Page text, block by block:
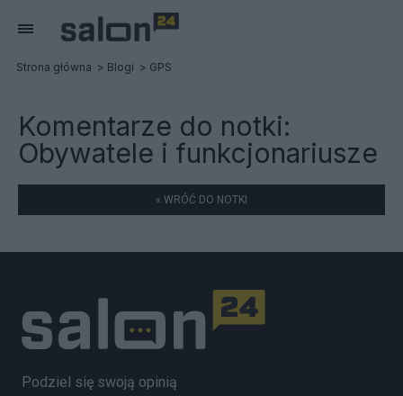
Strona główna Blogi GPS
Komentarze do notki:
Obywatele i funkcjonariusze
« WRÓĆ DO NOTKI
Podziel się swoją opinią